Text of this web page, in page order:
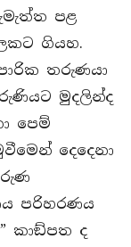
පළ
ගියහ.
තරුණයා
මුදලින්ද
පෙම්
දෙදෙනා
පරිහරණය
කාඞ්පත ද